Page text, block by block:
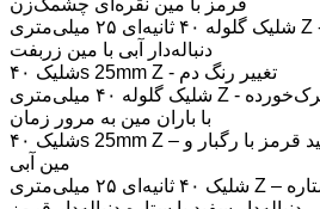
قرمز با مین نقره‌ای چشمک‌زن
شلیک گلوله ۴۰ ثانیه‌ای ۲۵ میلی‌متری Z -
دنباله‌دار آبی با مین زربفت
شلیک ۴۰s 25mm Z - تغییر رنگ دم
شلیک گلوله ۴۰ میلی‌متری Z - دم ترک‌خورده
با باران مین به مرور زمان
شلیک ۴۰s 25mm Z – دم بید قرمز با رگبار و
مین آبی
شلیک ۴۰ ثانیه‌ای ۲۵ میلی‌متری Z – ستاره